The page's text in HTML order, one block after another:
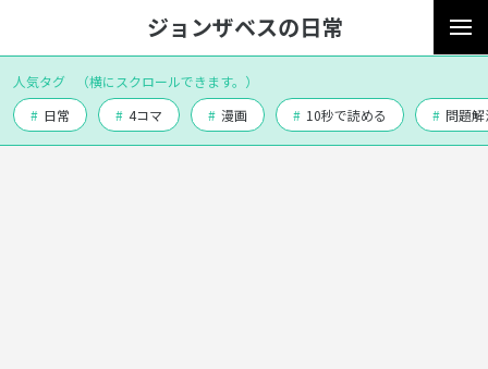
ジョンザベスの日常
人気タグ
（横にスクロールできます。）
# 日常 # 4コマ # 漫画 # 10秒で読める # 問題解